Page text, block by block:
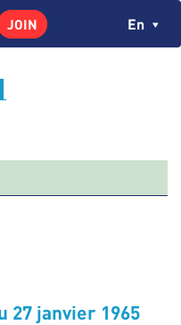
JOIN En
27 janvier 1965